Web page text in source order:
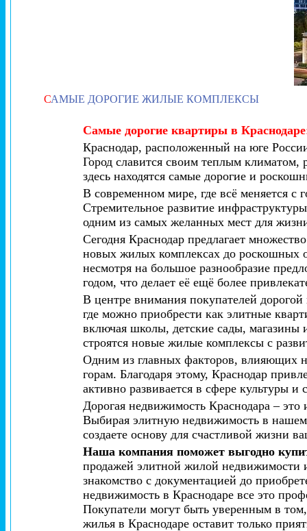
САМЫЕ ДОРОГИЕ ЖИЛЫЕ КОМПЛЕКСЫ
Самые дорогие квартиры в Краснодаре
Краснодар, расположенный на юге
Город славится своим теплым
здесь находятся самые дорогие и
В современном мире, где всё меняется с
Стремительное развитие
одним из самых желанных мест для
Сегодня Краснодар предлагает
новых жилых комплексах до роскошных
несмотря на большое разнообразие
годом, что делает её ещё более
В центре внимания покупателей
где можно приобрести как элитные
включая школы, детские сады, магазины
строятся новые жилые комплексы с
Одним из главных факторов, влияющих
горам. Благодаря этому, Краснодар
активно развивается в сфере культуры
Дорогая недвижимость Краснодара – это
Выбирая элитную недвижимость в нашем
создаете основу для счастливой жизни
Наша компания поможет выгодно
продажей элитной жилой недвижимости
знакомство с документацией до
недвижимость в Краснодаре все это
Покупатели могут быть уверенным в
жилья в Краснодаре оставит только